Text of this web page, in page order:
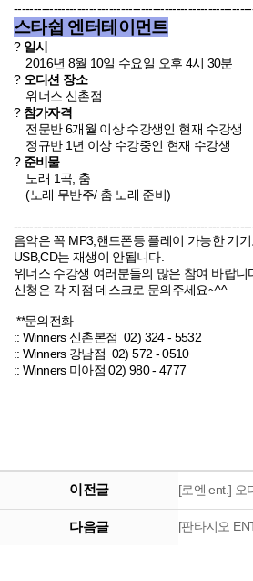
스타쉽 엔터테이먼트
? 일시
2016년 8월 10일 수요일 오후 4시 30분
? 오디션 장소
위너스 신촌점
?참가자격
전문반 6개월 이상 수강생인 현재 수강생
정규반 1년 이상 수강중인 현재 수강생
? 준비물
노래 1곡, 춤
(노래 무반주/ 춤 노래 준비)
음악은 꼭 MP3,핸드폰등 플레이 가능한 기
USB,CD는 재생이 안됩니다.
위너스 수강생 여러분들의 많은 참여 바랍니
신청은 각 지점 데스크로 문의주세요~^^
**문의전화
:: Winners 신촌본점 02) 324 - 5532
:: Winners 강남점 02) 572 - 0510
:: Winners 미아점 02) 980 - 4777
이전글 [로엔 ent.] 오
다음글 [판타지오